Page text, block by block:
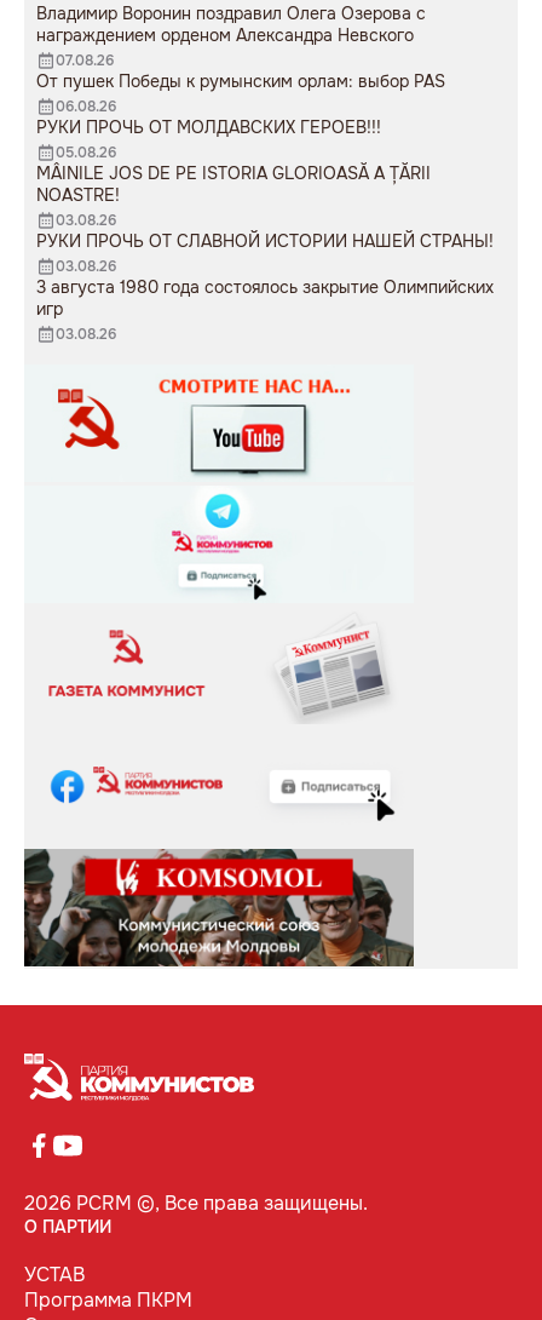
Владимир Воронин поздравил Олега Озерова с
награждением орденом Александра Невского
07.08.26
От пушек Победы к румынским орлам: выбор PAS
06.08.26
РУКИ ПРОЧЬ ОТ МОЛДАВСКИХ ГЕРОЕВ!!!
05.08.26
MÂINILE JOS DE PE ISTORIA GLORIOASĂ A ȚĂRII
NOASTRE!
03.08.26
РУКИ ПРОЧЬ ОТ СЛАВНОЙ ИСТОРИИ НАШЕЙ СТРАНЫ!
03.08.26
3 августа 1980 года состоялось закрытие Олимпийских
игр
03.08.26
2026 PCRM ©, Все права защищены.
О ПАРТИИ
УСТАВ
Программа ПКРМ